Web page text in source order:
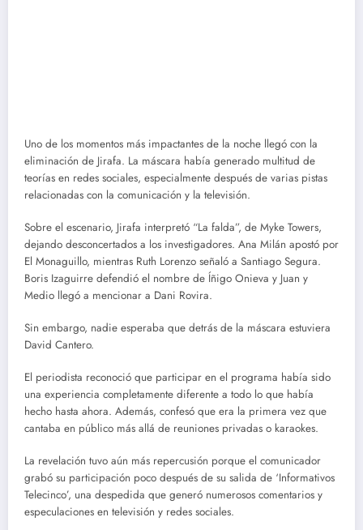
Uno de los momentos más impactantes de la noche llegó con la
eliminación de Jirafa. La máscara había generado multitud de
teorías en redes sociales, especialmente después de varias pistas
relacionadas con la comunicación y la televisión.
Sobre el escenario, Jirafa interpretó “La falda”, de Myke Towers,
dejando desconcertados a los investigadores. Ana Milán apostó por
El Monaguillo, mientras Ruth Lorenzo señaló a Santiago Segura.
Boris Izaguirre defendió el nombre de Íñigo Onieva y Juan y
Medio llegó a mencionar a Dani Rovira.
Sin embargo, nadie esperaba que detrás de la máscara estuviera
David Cantero.
El periodista reconoció que participar en el programa había sido
una experiencia completamente diferente a todo lo que había
hecho hasta ahora. Además, confesó que era la primera vez que
cantaba en público más allá de reuniones privadas o karaokes.
La revelación tuvo aún más repercusión porque el comunicador
grabó su participación poco después de su salida de ‘Informativos
Telecinco’, una despedida que generó numerosos comentarios y
especulaciones en televisión y redes sociales.